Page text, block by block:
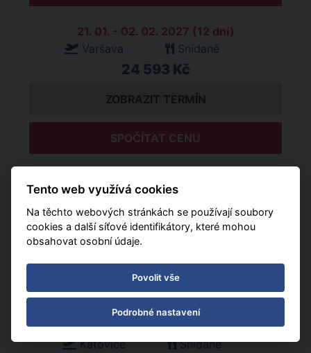
21. 01. - 02. 02. 2027 (12 dní)
Varšava
Snídaně
24 593 Kč
ZOBRAZIT TERMÍN
SPOČÍTAT CENU
Katovice
23 751 Kč
ZOBRAZIT TERMÍN
11. 02. - 23. 02. 2027 (12 dní)
Katovice
Snídaně
Tento web využívá cookies
Na těchto webových stránkách se používají soubory
cookies a další síťové identifikátory, které mohou
obsahovat osobní údaje.
Povolit vše
Podrobné nastavení